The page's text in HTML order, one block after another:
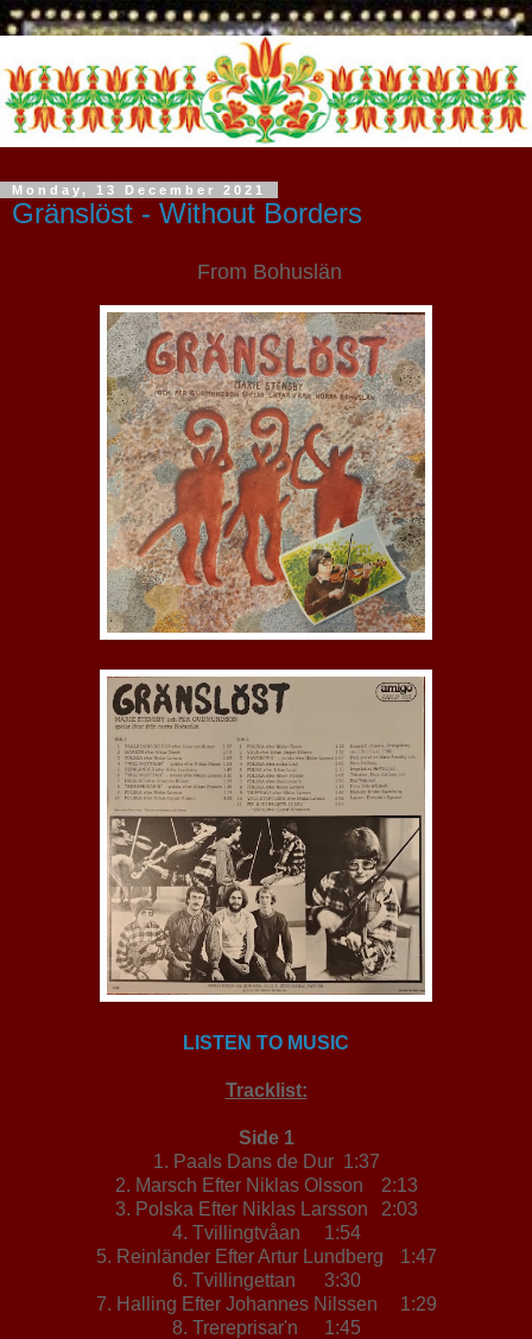
Monday, 13 December 2021
Gränslöst - Without Borders
From Bohuslän
LISTEN TO MUSIC
Tracklist:
Side 1
1. Paals Dans de Dur 1:37
2. Marsch Efter Niklas Olsson
2:13
3. Polska Efter Niklas Larsson
2:03
4. Tvillingtvåan
1:54
5. Reinländer Efter Artur Lundberg
1:47
6. Tvillingettan
3:30
7. Halling Efter Johannes Nilssen
1:29
8. Trereprisar'n
1:45